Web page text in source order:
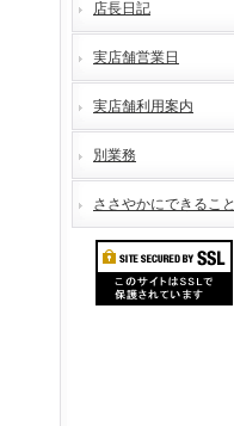
店長日記
実店舗営業日
実店舗利用案内
別業務
ささやかにできること